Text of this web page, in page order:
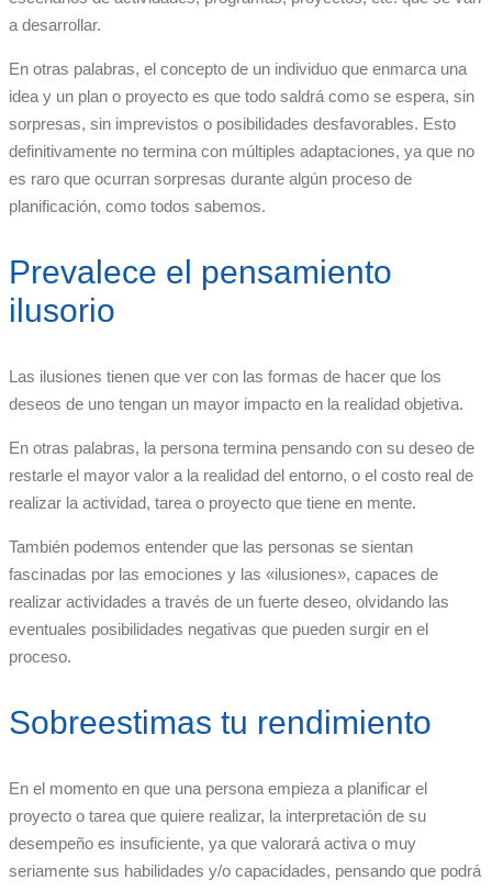
a desarrollar.
En otras palabras, el concepto de un individuo que enmarca una
idea y un plan o proyecto es que todo saldrá como se espera, sin
sorpresas, sin imprevistos o posibilidades desfavorables. Esto
definitivamente no termina con múltiples adaptaciones, ya que no
es raro que ocurran sorpresas durante algún proceso de
planificación, como todos sabemos.
Prevalece el pensamiento
ilusorio
Las ilusiones tienen que ver con las formas de hacer que los
deseos de uno tengan un mayor impacto en la realidad objetiva.
En otras palabras, la persona termina pensando con su deseo de
restarle el mayor valor a la realidad del entorno, o el costo real de
realizar la actividad, tarea o proyecto que tiene en mente.
También podemos entender que las personas se sientan
fascinadas por las emociones y las «ilusiones», capaces de
realizar actividades a través de un fuerte deseo, olvidando las
eventuales posibilidades negativas que pueden surgir en el
proceso.
Sobreestimas tu rendimiento
En el momento en que una persona empieza a planificar el
proyecto o tarea que quiere realizar, la interpretación de su
desempeño es insuficiente, ya que valorará activa o muy
seriamente sus habilidades y/o capacidades, pensando que podrá